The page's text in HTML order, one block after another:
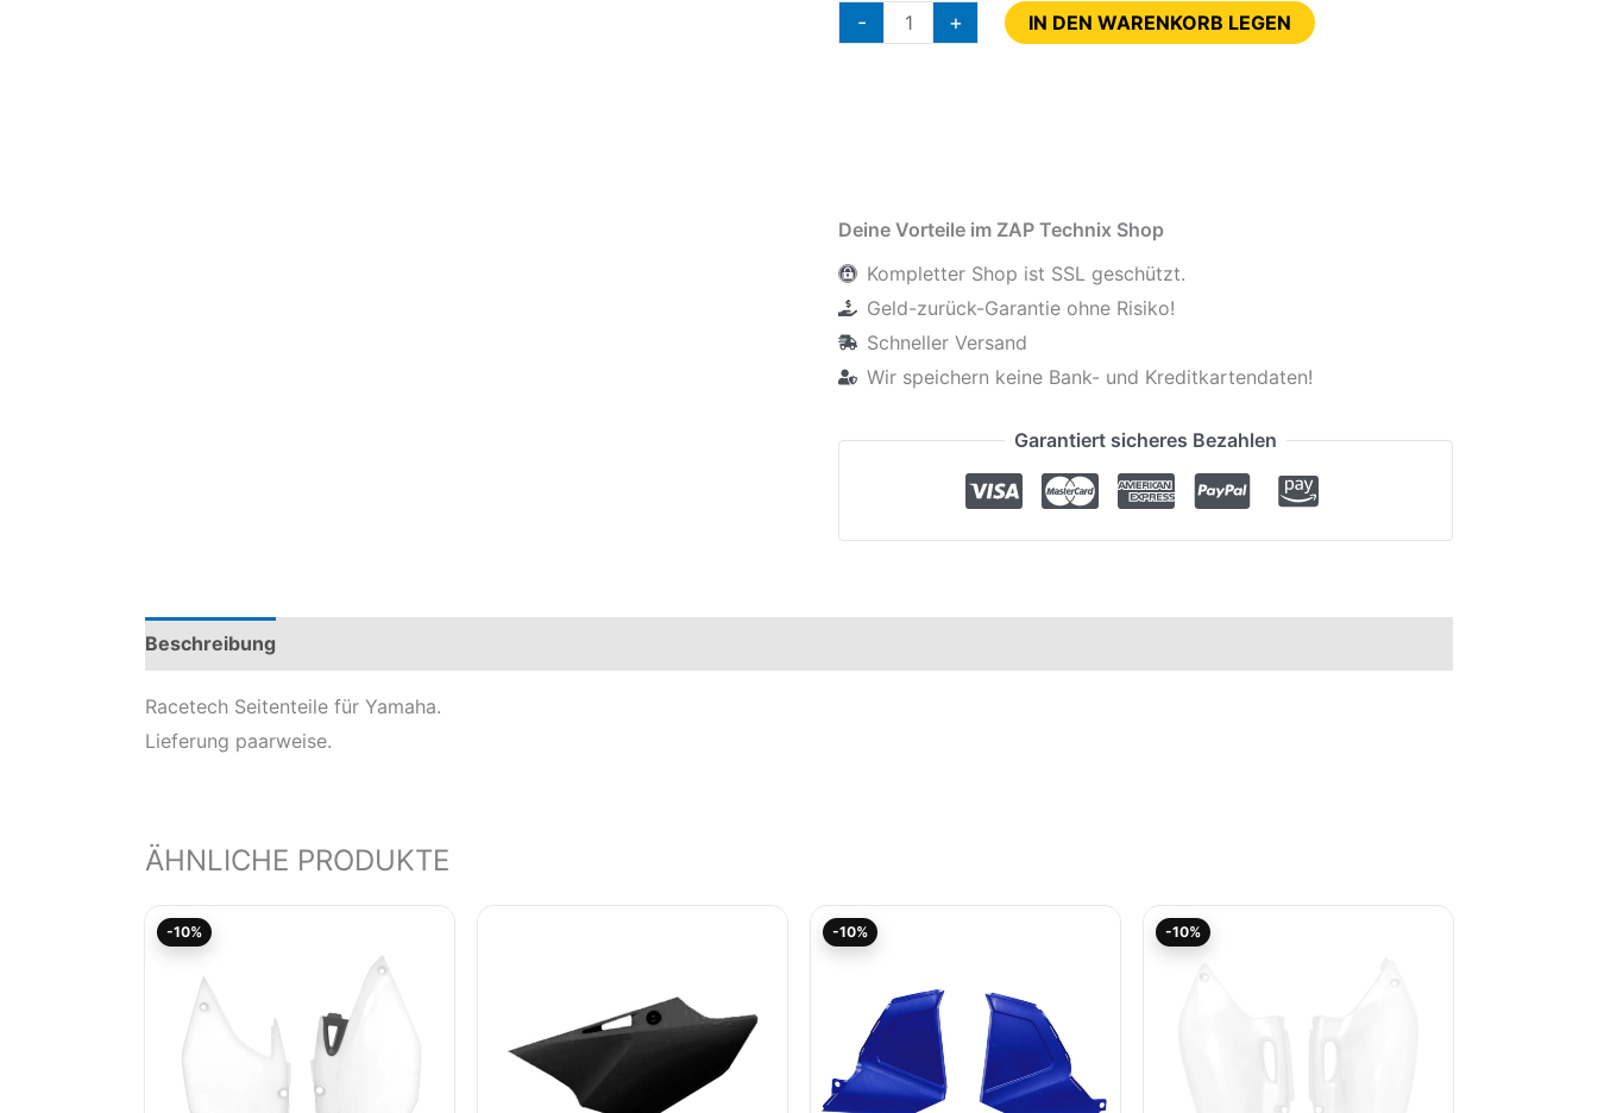
- + IN DEN WARENKORB LEGEN
Deine Vorteile im ZAP Technix Shop
Kompletter Shop ist SSL geschützt.
Geld-zurück-Garantie ohne Risiko!
Schneller Versand
Wir speichern keine Bank- und Kreditkartendaten!
Garantiert sicheres Bezahlen
Beschreibung
Racetech Seitenteile für Yamaha.
Lieferung paarweise.
ÄHNLICHE PRODUKTE
-10% -10% -10%